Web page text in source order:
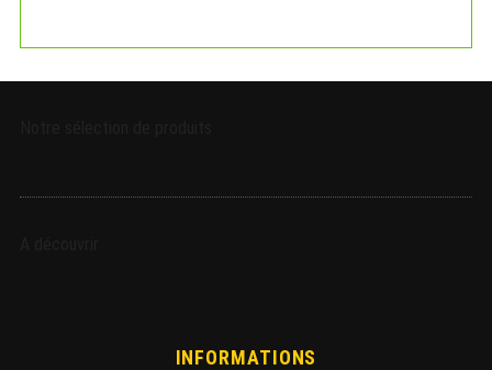
INFORMATIONS